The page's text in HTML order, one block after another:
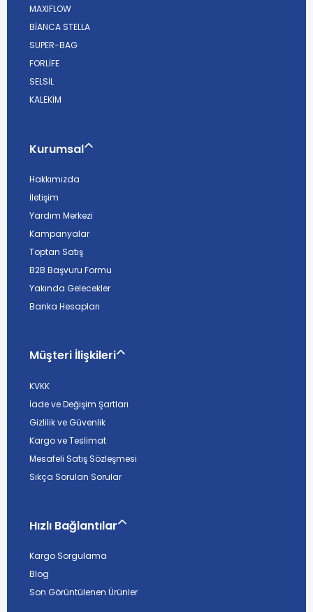
MAXIFLOW
BİANCA STELLA
SUPER-BAG
FORLİFE
SELSİL
KALEKİM
Kurumsal
Hakkımızda
İletişim
Yardım Merkezi
Kampanyalar
Toptan Satış
B2B Başvuru Formu
Yakında Gelecekler
Banka Hesapları
Müşteri İlişkileri
KVKK
İade ve Değişim Şartları
Gizlilik ve Güvenlik
Kargo ve Teslimat
Mesafeli Satış Sözleşmesi
Sıkça Sorulan Sorular
Hızlı Bağlantılar
Kargo Sorgulama
Blog
Son Görüntülenen Ürünler